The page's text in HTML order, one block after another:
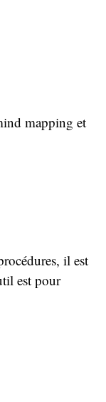
mapping et
il est
est pour